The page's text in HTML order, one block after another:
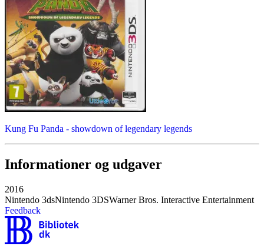
Kung Fu Panda - showdown of legendary legends
Informationer og udgaver
2016
Nintendo 3dsNintendo 3DSWarner Bros. Interactive Entertainment
Feedback